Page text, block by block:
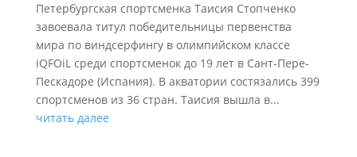
Петербургская спортсменка Таисия Стопченко
завоевала титул победительницы первенства
мира по виндсерфингу в олимпийском классе
iQFOiL среди спортсменок до 19 лет в Сант-Пере-
Пескадоре (Испания). В акватории состязались 399
спортсменов из 36 стран. Таисия вышла в...
читать далее